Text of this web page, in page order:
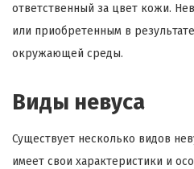
ответственный за цвет кожи.
или приобретенным в
окружающей среды.
Виды невуса
Существует несколько видов
имеет свои характеристики и